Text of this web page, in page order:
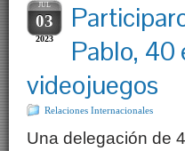
JUL
03
2023
Pablo, 40
videojuegos
Relaciones Internacionales
Una delegación de